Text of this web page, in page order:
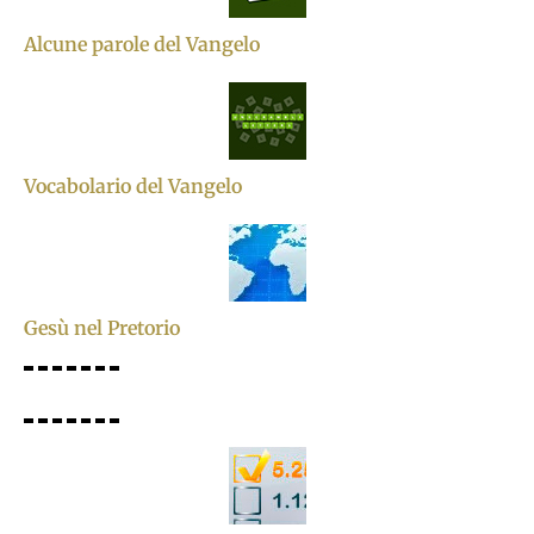
Alcune parole del Vangelo
Vocabolario del Vangelo
Gesù nel Pretorio